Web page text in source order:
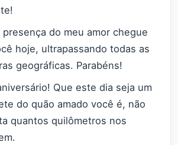
presença do meu amor chegue
hoje, ultrapassando todas as
geográficas. Parabéns!
Que este dia seja um
do quão amado você é, não
quantos quilômetros nos